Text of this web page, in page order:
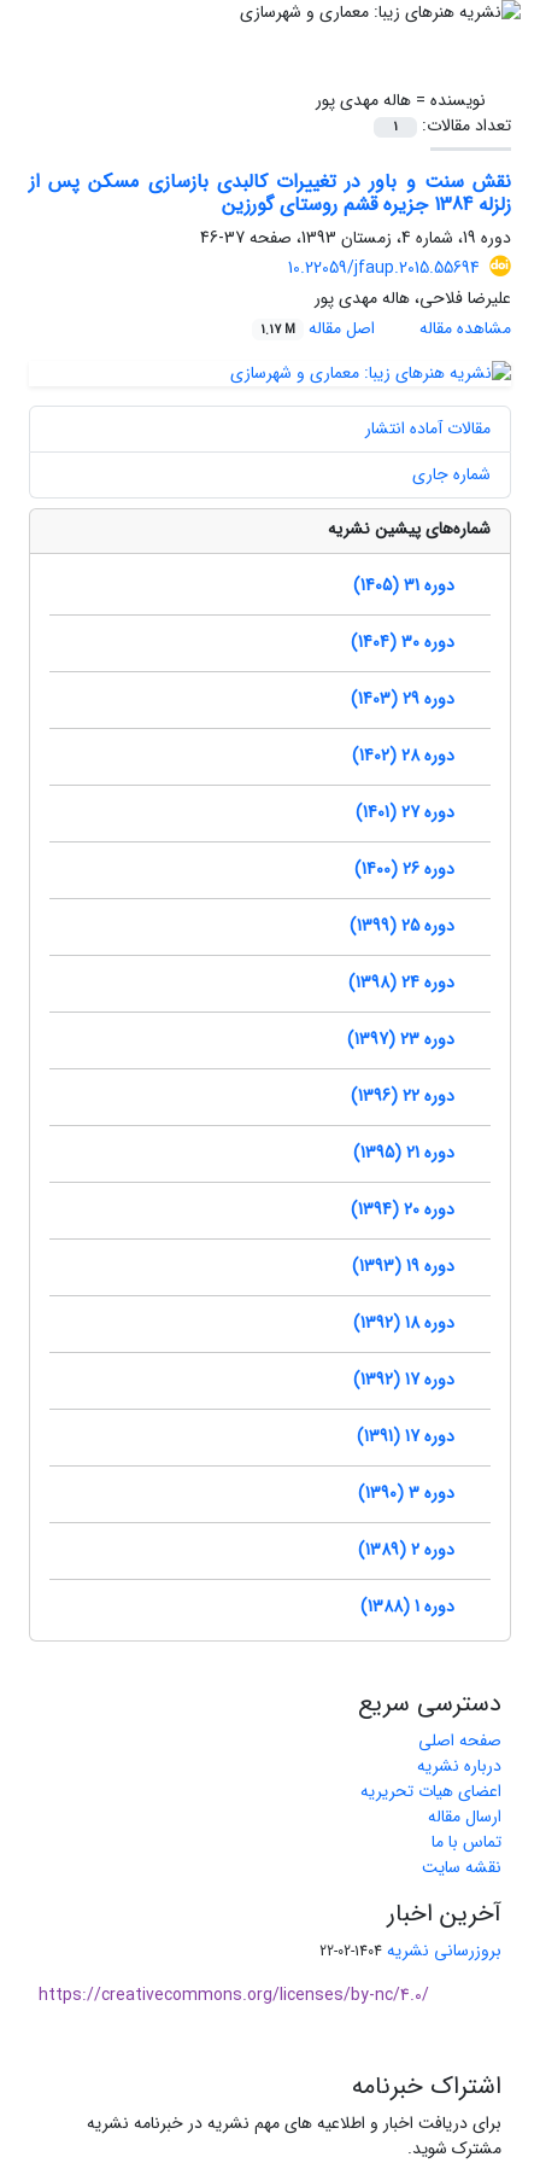
نویسنده =هاله مهدی پور
تعداد مقالات:
1
نقش سنت و باور در تغییرات کالبدی بازسازی مسکن پس از
زلزله 1384 جزیره قشم روستای گورزین
دوره 19، شماره 4، زمستان 1393، صفحه
37-46
10.22059/jfaup.2015.55694
علیرضا فلاحی، هاله مهدی پور
مشاهده مقاله
اصل مقاله 1.17 M
مقالات آماده انتشار
شماره جاری
شماره‌های پیشین نشریه
دوره 31 (1405)
دوره 30 (1404)
دوره 29 (1403)
دوره 28 (1402)
دوره 27 (1401)
دوره 26 (1400)
دوره 25 (1399)
دوره 24 (1398)
دوره 23 (1397)
دوره 22 (1396)
دوره 21 (1395)
دوره 20 (1394)
دوره 19 (1393)
دوره 18 (1392)
دوره 17 (1392)
دوره 17 (1391)
دوره 3 (1390)
دوره 2 (1389)
دوره 1 (1388)
دسترسی سریع
صفحه اصلی
درباره نشریه
اعضای هیات تحریریه
ارسال مقاله
تماس با ما
نقشه سایت
آخرین اخبار
بروزرسانی نشریه 1404-02-22
https://creativecommons.org/licenses/by-nc/4.0/
اشتراک خبرنامه
برای دریافت اخبار و اطلاعیه های مهم نشریه در خبرنامه نشریه
مشترک شوید.